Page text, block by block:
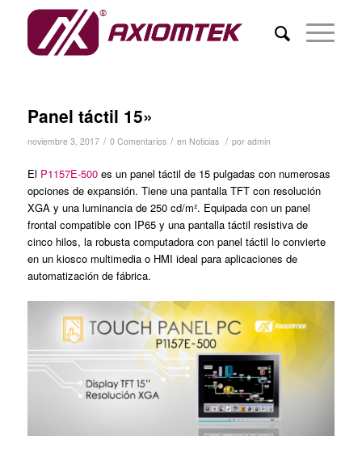
Panel táctil 15»
noviembre 3, 2017 / 0 Comentarios / en Noticias / por admin
El P1157E-500es un panel táctil de 15 pulgadas con numerosas
opciones de expansión. Tiene una pantalla TFT con resolución
XGA y una luminancia de 250 cd/m². Equipada con un panel
frontal compatible con IP65 y una pantalla táctil resistiva de
cinco hilos, la robusta computadora con panel táctil lo convierte
en un kiosco multimedia o HMI ideal para aplicaciones de
automatización de fábrica.